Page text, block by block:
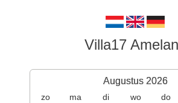
Villa17
Augustus 2026
zo ma di wo do